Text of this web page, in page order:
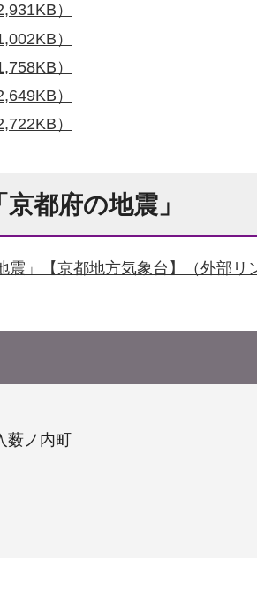
）
）
）
）
）
都府の地震」
震」【京都地方気象台】（外部リ
薮ノ内町